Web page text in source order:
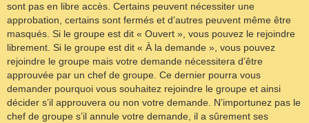
sont pas en libre accès. Certains peuvent nécessiter une
approbation, certains sont fermés et d’autres peuvent même être
masqués. Si le groupe est dit « Ouvert », vous pouvez le rejoindre
librement. Si le groupe est dit « À la demande », vous pouvez
rejoindre le groupe mais votre demande nécessitera d’être
approuvée par un chef de groupe. Ce dernier pourra vous
demander pourquoi vous souhaitez rejoindre le groupe et ainsi
décider s’il approuvera ou non votre demande. N’importunez pas le
chef de groupe s’il annule votre demande, il a sûrement ses